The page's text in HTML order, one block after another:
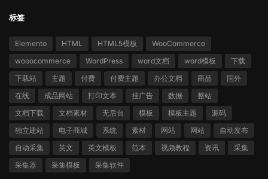
标签
Elemento HTML HTML5模板
WooCommerce
wooocommerce
WordPress word文档 word模板
下载
下载站
主题 付费 付费主题 办公文档 商品
国外
在线
成品网站 打印文本 挂广告 数据
整站
文档下载
文档素材 无后台 模板 模板主题
源码
独立建站
电子商城 系统 素材 网站 网站
自动发布
自动采集
英文 英文模板 范本 视频教程 资讯
采集
采集器
采集模板 采集软件